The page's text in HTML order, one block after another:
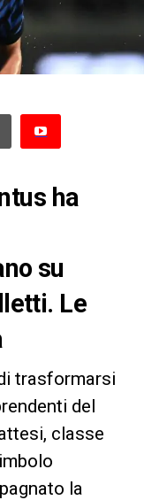
ha
su
Le
trasformarsi
del
classe
la